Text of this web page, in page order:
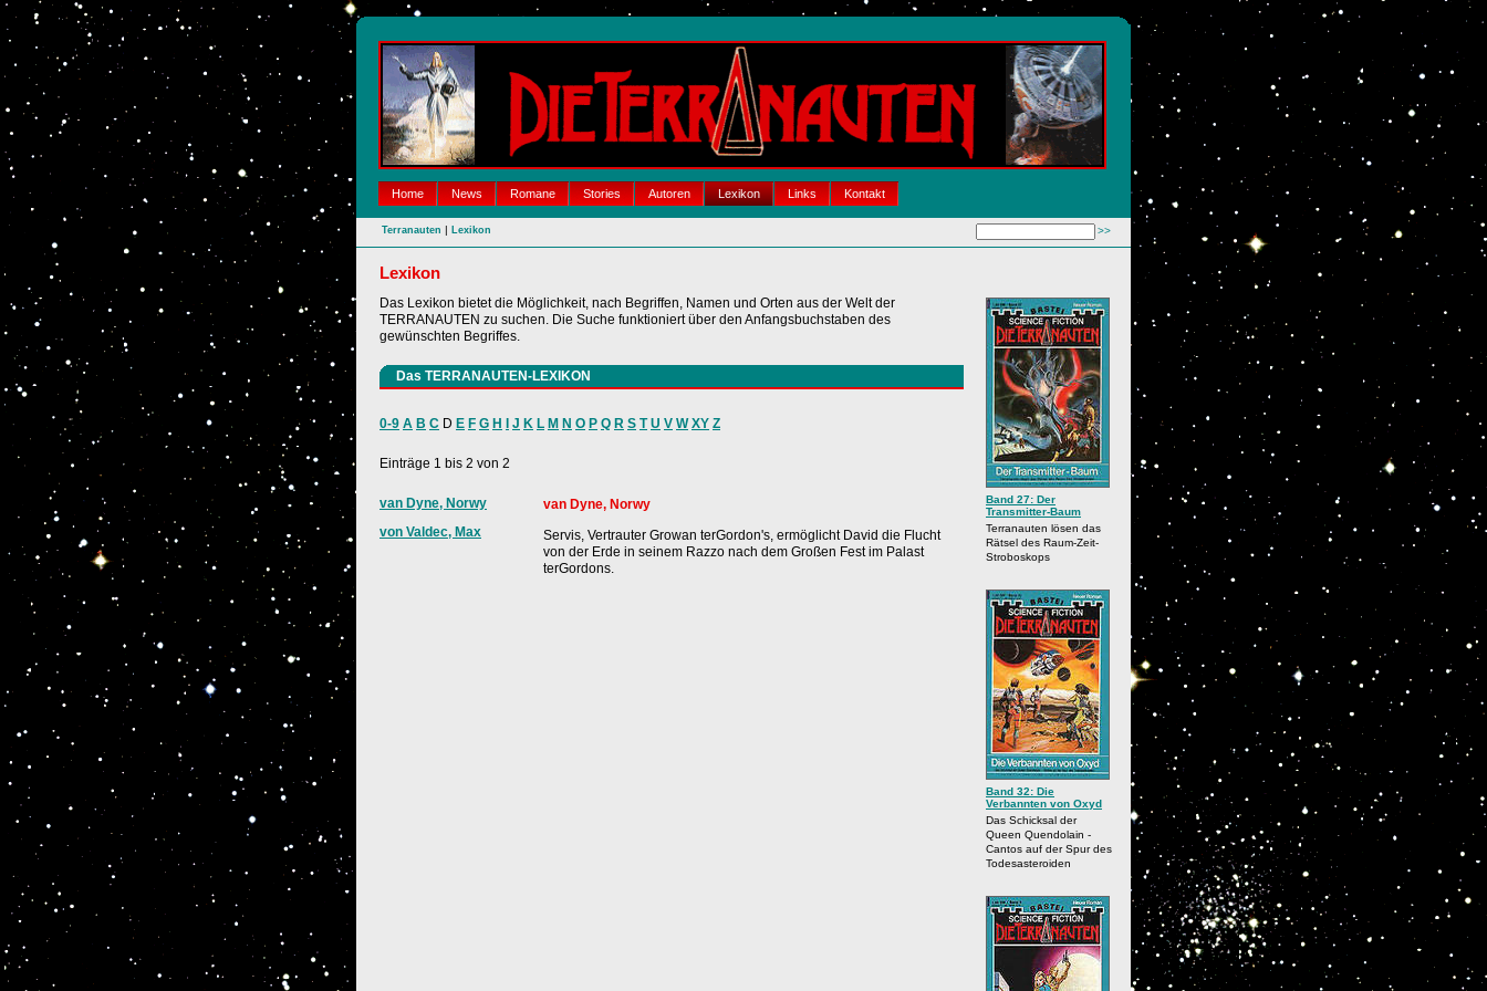
Home News Romane Stories Autoren Lexikon Links Kontakt
Terranauten | Lexikon
Lexikon
Das Lexikon bietet die Möglichkeit, nach Begriffen, Namen und Orten aus der Welt der
TERRANAUTEN zu suchen. Die Suche funktioniert über den Anfangsbuchstaben des
gewünschten Begriffes.
Das TERRANAUTEN-LEXIKON
0-9 A B C D E F G H J K L M N O P Q R S T U V W XY Z
Einträge 1 bis 2 von 2
van Dyne, Norwy
von Valdec, Max
van Dyne, Norwy
Servis, Vertrauter Growan terGordon's, ermöglicht David die Flucht
von der Erde in seinem Razzo nach dem Großen Fest im Palast
terGordons.
Band 27: Der
Transmitter-Baum
Terranauten lösen das
Rätsel des Raum-Zeit-
Stroboskops
Band 32: Die
Verbannten von Oxyd
Das Schicksal der
Queen Quendolain -
Cantos auf der Spur des
Todesasteroiden